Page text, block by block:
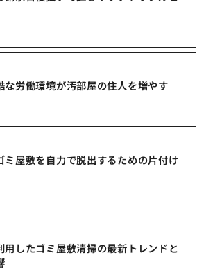
な労働環境が汚部屋の住人を増やす
ミ屋敷を自力で脱出するための片付け
用したゴミ屋敷清掃の最新トレンドと